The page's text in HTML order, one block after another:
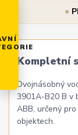
Kompletní
Dvojnásobný
3901A-B20 B v
ABB, určený
objektech.